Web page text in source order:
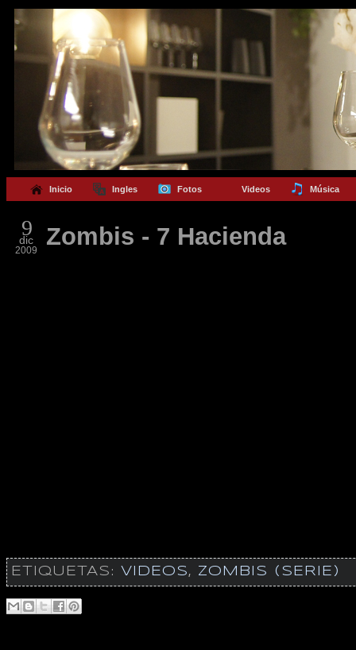
Inicio Ingles Fotos Videos Música
9
dic
2009 Zombis - 7 Hacienda
ETIQUETAS: VIDEOS, ZOMBIS (SERIE)